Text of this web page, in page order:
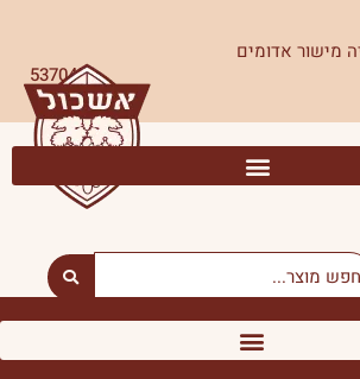
מישור אדומים
5370451